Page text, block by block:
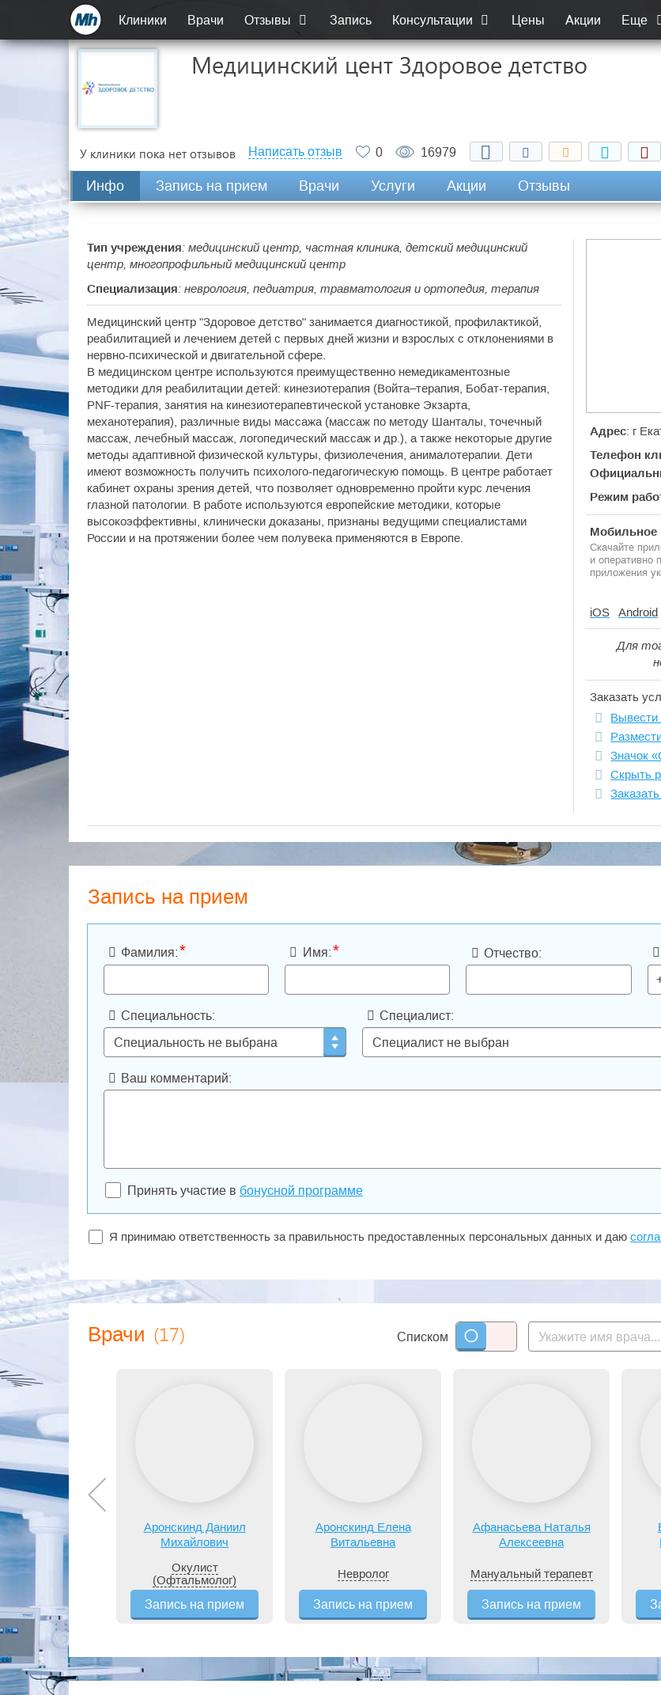
Клиники Врачи Отзывы Запись Консультации Цены Акции Еще
Медицинский цент Здоровое детство
У клиники пока нет отзывов Написать отзыв 0 16979
Инфо Запись на прием Врачи Услуги Акции Отзывы
Адрес: г
Телефон
Режим
Мобильное
Скачайте
и
приложения
iOS Android
Для
Заказать
Вывести
Значок
Скрыть
Тип учреждения: медицинский центр, частная клиника, детский медицинский
центр, многопрофильный медицинский центр
Специализация: неврология, педиатрия, травматология и ортопедия, терапия
Медицинский центр "Здоровое детство" занимается диагностикой, профилактикой,
реабилитацией и лечением детей с первых дней жизни и взрослых с отклонениями в
нервно-психической и двигательной сфере.
В медицинском центре используются преимущественно немедикаментозные
методики для реабилитации детей: кинезиотерапия (Войта–терапия, Бобат-терапия,
PNF-терапия, занятия на кинезиотерапевтической установке Экзарта,
механотерапия), различные виды массажа (массаж по методу Шанталы, точечный
массаж, лечебный массаж, логопедический массаж и др.), а также некоторые другие
методы адаптивной физической культуры, физиолечения, анималотерапии. Дети
имеют возможность получить психолого-педагогическую помощь. В центре работает
кабинет охраны зрения детей, что позволяет одновременно пройти курс лечения
глазной патологии. В работе используются европейские методики, которые
высокоэффективны, клинически доказаны, признаны ведущими специалистами
России и на протяжении более чем полувека применяются в Европе.
Запись на прием
Фамилия:* Имя:* Отчество:
Специальность: Специалист:
Ваш комментарий:
Принять участие в бонусной программе
Я принимаю ответственность за правильность предоставленных персональных данных и даю
Врачи (17) Списком
Аронскинд Даниил
Михайлович
Окулист
(Офтальмолог)
Запись на прием
Аронскинд Елена
Витальевна
Невролог
Запись на прием
Афанасьева Наталья
Алексеевна
Мануальный терапевт
Запись на прием